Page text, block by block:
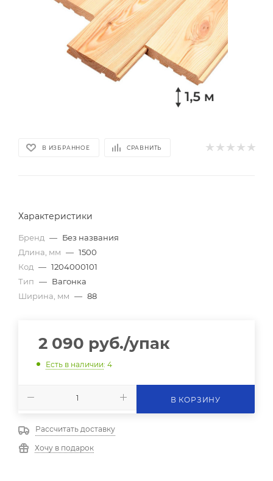
В ИЗБРАННОЕ СРАВНИТЬ
Характеристики
Бренд — Без названия
Длина, мм — 1500
Код — 1204000101
Тип — Вагонка
Ширина, мм — 88
2 090 руб./упак
Есть в наличии: 4
В КОРЗИНУ
Рассчитать доставку
Хочу в подарок